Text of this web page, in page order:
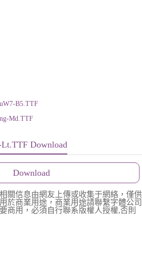
B5.TTF
Md.TTF
Download
Download
關信息由網友上傳或收集于網絡，僅供
於商業用途，商業用途請聯繫字體公司
商用，必須自行聯系版權人授權,否則